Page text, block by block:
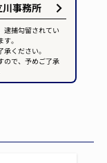
川事務所
逮捕勾留されてい
。
ください。
ので、予めご了承